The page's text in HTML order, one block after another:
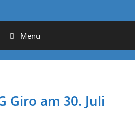
Menü
Giro am 30. Juli